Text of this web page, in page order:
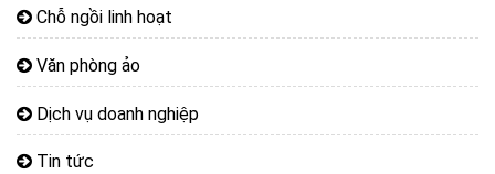
Chỗ ngồi linh hoạt
Văn phòng ảo
Dịch vụ doanh nghiệp
Tin tức